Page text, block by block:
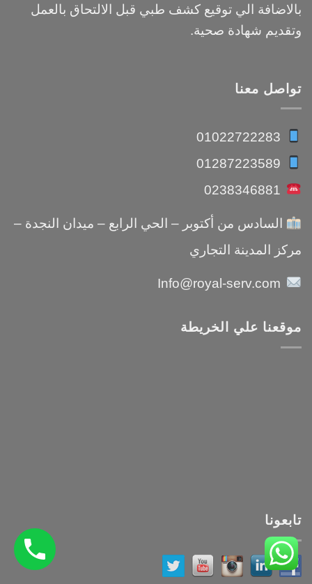
بالاضافة الي توقيع كشف طبي قبل الالتحاق بالعمل
وتقديم شهادة صحية.
تواصل معنا
01022722283
01287223589
0238346881
السادس من أكتوبر – الحي الرابع – ميدان النجدة –
مركز المدينة التجاري
Info@royal-serv.com
موقعنا علي الخريطة
تابعونا